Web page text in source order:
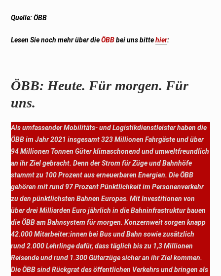
Quelle: ÖBB
Lesen Sie noch mehr über dieÖBBbei uns bitte hier:
ÖBB: Heute. Für morgen. Für
uns.
Als umfassender Mobilitäts- und Logistikdienstleister haben die
ÖBB im Jahr 2021 insgesamt 323 Millionen Fahrgäste und über
94 Millionen Tonnen Güter klimaschonend und umweltfreundlich
an ihr Ziel gebracht. Denn der Strom für Züge und Bahnhöfe
stammt zu 100 Prozent aus erneuerbaren Energien. Die ÖBB
gehören mit rund 97 Prozent Pünktlichkeit im Personenverkehr
zu den pünktlichsten Bahnen Europas. Mit Investitionen von
über drei Milliarden Euro jährlich in die Bahninfrastruktur bauen
die ÖBB am Bahnsystem für morgen. Konzernweit sorgen knapp
42.000 Mitarbeiter:innen bei Bus und Bahn sowie zusätzlich
rund 2.000 Lehrlinge dafür, dass täglich bis zu 1,3 Millionen
Reisende und rund 1.300 Güterzüge sicher an ihr Ziel kommen.
Die ÖBB sind Rückgrat des öffentlichen Verkehrs und bringen als